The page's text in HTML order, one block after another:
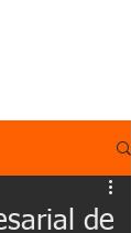
de